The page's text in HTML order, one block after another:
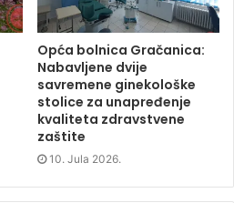
Opća bolnica Gračanica:
Nabavljene dvije
savremene ginekološke
stolice za unapređenje
kvaliteta zdravstvene
zaštite
10. Jula 2026.